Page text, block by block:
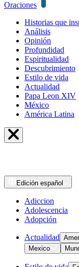
Oraciones
Historias que
Análisis
Opinión
Profundidad
Espiritualidad
Descubrimiento
Estilo de vida
Actualidad
Papa Leon XIV
México
América Latina
Edición español
Adiccion
Adolescencia
Adopción
Actualidad
Mexico